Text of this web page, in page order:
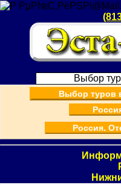
Выбор
Выбор туров
Россия.